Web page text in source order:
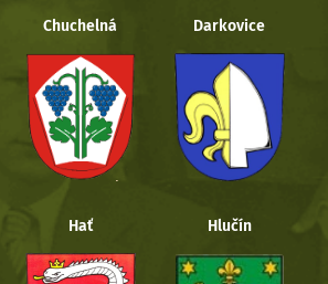
Chuchelná Darkovice
Hať Hlučín